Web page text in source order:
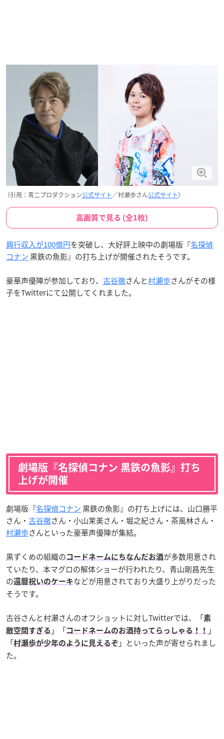
（引用：青二プロダクション公式サイト／村瀬歩さん公式サイト）
高画質で見る (全1枚)
興行収入が100億円を突破し、大好評上映中の劇場版『名探偵
コナン黒鉄の魚影』の打ち上げが開催されたそうです。
豪華声優陣が参加しており、 古谷徹さんと村瀬歩さんがその様
子をTwitterにて公開してくれました。
劇場版『名探偵コナン 黒鉄の魚影』打ち
上げが開催
劇場版『名探偵コナン黒鉄の魚影』の打ち上げには、山口勝平
さん・ 古谷徹さん・小山茉美さん・堀之紀さん・茶風林さん・
村瀬歩さんといった豪華声優陣が集結。
黒ずくめの組織の コードネームにちなんだお酒が多数用意され
ていたり、本マグロの解体ショーが行われたり、青山剛昌先生
の還暦祝いのケーキなどが用意されており大盛り上がりだった
そうです。
古谷さんと村瀬さんのオフショットに対しTwitterでは、「素
敵空間すぎる 」「コードネームのお酒持ってらっしゃる！！
」
「村瀬歩が少年のように見えるぞ 」といった声が寄せられまし
た。